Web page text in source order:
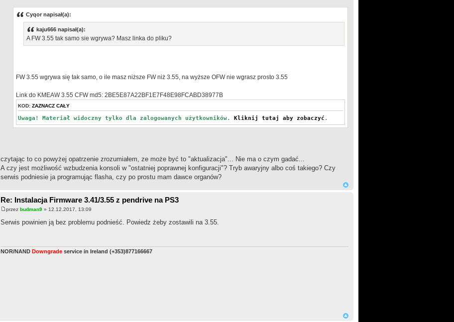
Cyqor napisał(a):
kaju666 napisał(a):
A FW 3.55 tak samo sie wgrywa? Masz linka do pliku?
FW 3.55 wgrywa się tak samo, o ile masz niższe FW niż 3.55, na wyższe OFW nie wgrasz prosto 3.55
Link do KMEAW 3.55 CFW md5: 2BE5E87A22BF1E7F48E98FCABD38977B
KOD: ZAZNACZ CAŁY
Uwaga! Materiał widoczny tylko dla zalogowanych użytkowników. Kliknij tutaj aby zobaczyć .
czytając to co powyżej opatrzenie zrozumiałem, ze może być to "aktualizacja"... Nie ma o czym gadać...
A czy jest możliwość wzbudzenia konsoli w "ostatniej poprawnej konfiguracji"? Tryb awaryjny albo coś takiego? Czy
serwis podniesie ja programując flasha, czy po prostu mam dawce organów?
Re: Instalacja Firmware 3.41/3.55 z pendrive na PS3
przez budman9» 12.12.2017, 13:09
Serwis powinien ją bez problemu podnieść. Powiedz żeby zostawili na 3.55.
NOR/NAND Downgradeservice in Ireland (+353)877166667